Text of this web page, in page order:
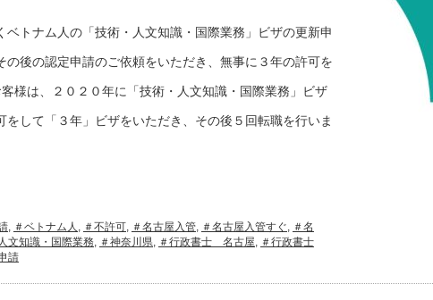
ベトナム人の「技術・人文知識・国際業務」ビザの更新申
の後の認定申請のご依頼をいただき、無事に３年の許可を
様は、２０２０年に「技術・人文知識・国際業務」ビザ
をして「３年」ビザをいただき、その後５回転職を行いま
, ＃ベトナム人 , ＃不許可, ＃名古屋入管, ＃名古屋入管すぐ, ＃名
文知識・国際業務, ＃神奈川県, ＃行政書士 名古屋, ＃行政書士
請